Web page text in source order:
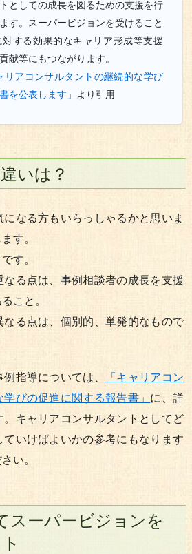
としての成長を図るための支援を行
す。スーパービジョンを受けること
する効果的なキャリア形成等支援
献等にもつながります。
リアコンサルタントの継続的な学び
を公表します」
より引用
いは？
なる方もいらっしゃるかと思いま
す。
す。
なる点は、事例相談者の成長を支援
こと。
なる点は、個別的、単発的なもので
指導については、
「キャリアコン
びの促進に関する報告書」 に、詳
。キャリアコンサルタントとしてど
いけばよいかの参考にもなります
い。
スーパービジョンを